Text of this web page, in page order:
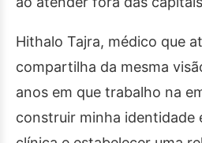
Hithalo Tajra, médico que
compartilha da mesma
anos em que trabalho na
construir minha identidade